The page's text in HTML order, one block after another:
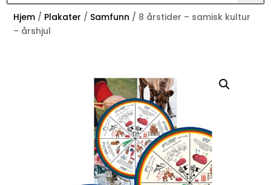
Hjem / Plakater / Samfunn / 8 årstider – samisk kultur
– årshjul